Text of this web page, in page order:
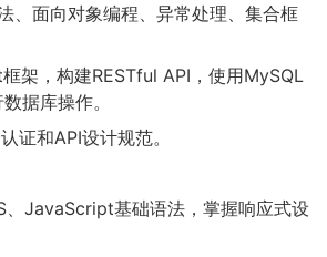
、面向对象编程、异常处理、集合框
架，构建RESTful API，使用MySQL
据库操作。
证和API设计规范。
、JavaScript基础语法，掌握响应式设